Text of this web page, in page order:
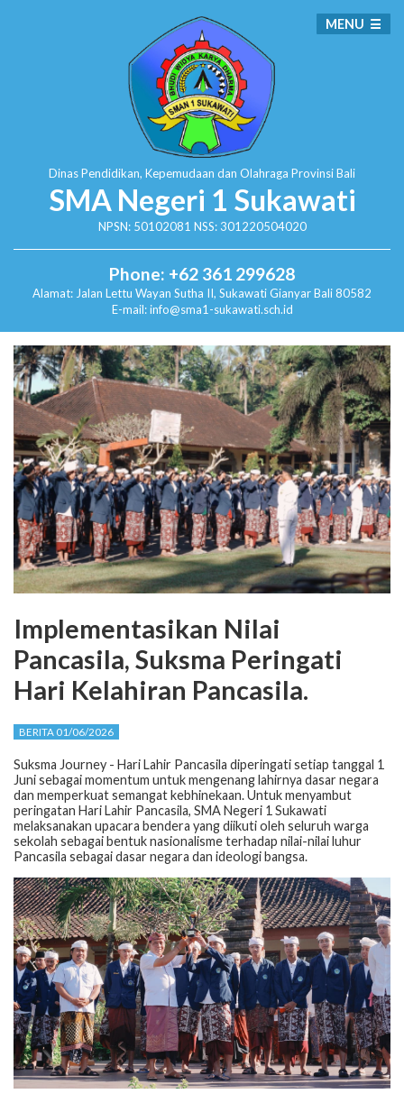
Dinas Pendidikan, Kepemudaan dan Olahraga Provinsi Bali
SMA Negeri 1 Sukawati
NPSN: 50102081 NSS: 301220504020
Phone: +62 361 299628
Alamat: Jalan Lettu Wayan Sutha II, SukawatiGianyar Bali 80582
E-mail: info@sma1-sukawati.sch.id
MENU
Implementasikan Nilai
Pancasila, Suksma Peringati
Hari Kelahiran Pancasila.
BERITA 01/06/2026
Suksma Journey - Hari Lahir Pancasila diperingati setiap tanggal 1
Juni sebagai momentum untuk mengenang lahirnya dasar negara
dan memperkuat semangat kebhinekaan. Untuk menyambut
peringatan Hari Lahir Pancasila, SMA Negeri 1 Sukawati
melaksanakan upacara bendera yang diikuti oleh seluruh warga
sekolah sebagai bentuk nasionalisme terhadap nilai-nilai luhur
Pancasila sebagai dasar negara dan ideologi bangsa.